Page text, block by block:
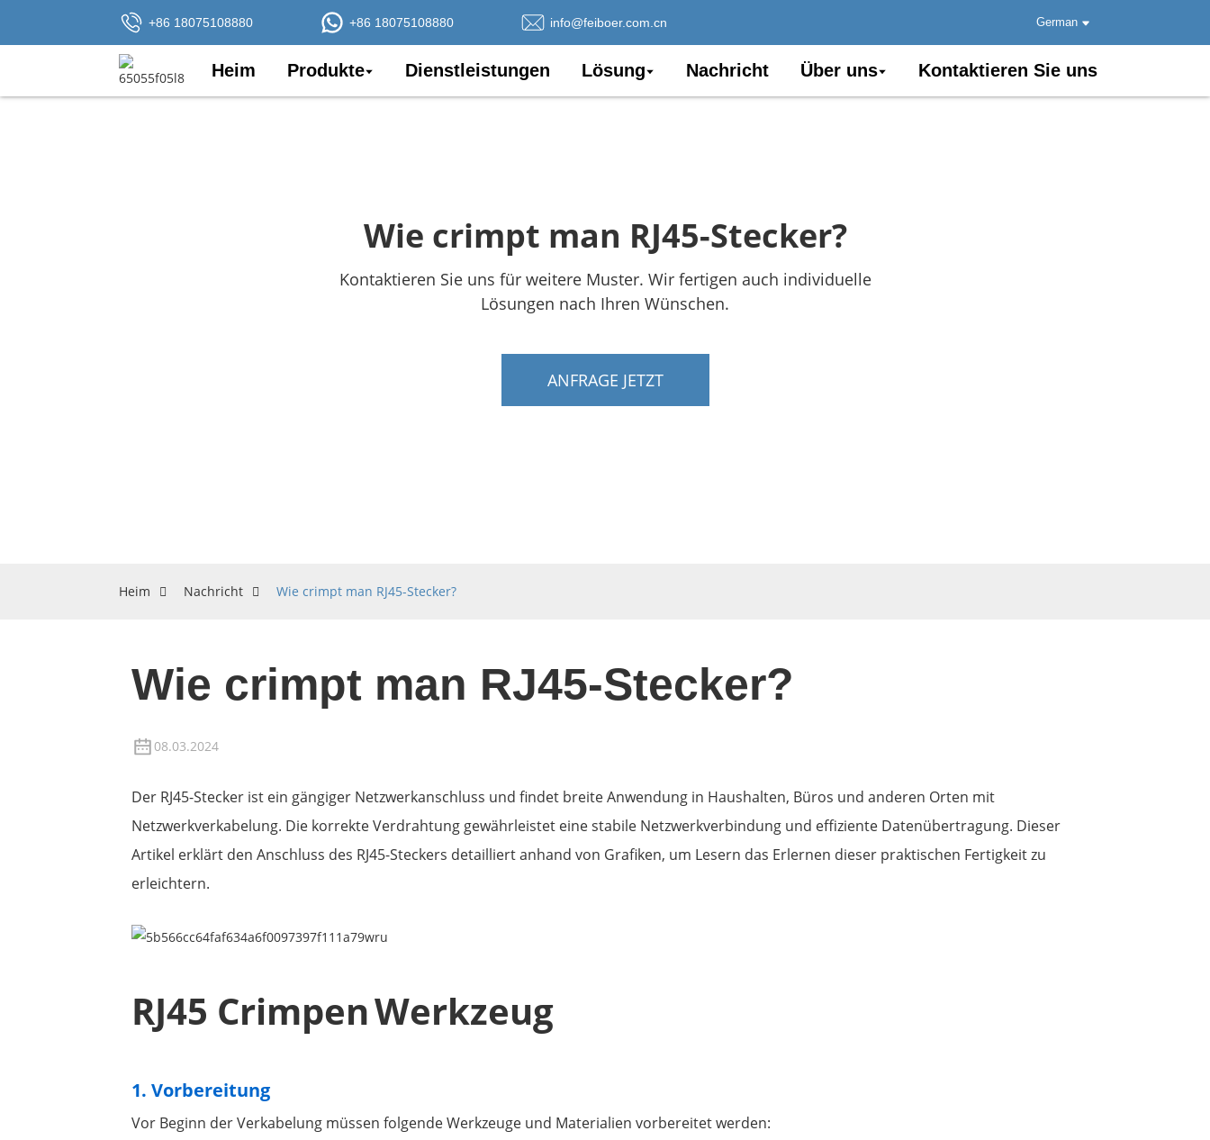
+86 18075108880 +86 18075108880 info@feiboer.com.cn German
Heim Produkte Dienstleistungen Lösung Nachricht Über uns Kontaktieren Sie uns
Wie crimpt man RJ45-Stecker?
Kontaktieren Sie uns für weitere Muster. Wir fertigen auch individuelle
Lösungen nach Ihren Wünschen.
ANFRAGE JETZT
Heim Nachricht Wie crimpt man RJ45-Stecker?
Wie crimpt man RJ45-Stecker?
08.03.2024
Der RJ45-Stecker ist ein gängiger Netzwerkanschluss und findet breite Anwendung in Haushalten, Büros und anderen Orten mit
Netzwerkverkabelung. Die korrekte Verdrahtung gewährleistet eine stabile Netzwerkverbindung und effiziente Datenübertragung. Dieser
Artikel erklärt den Anschluss des RJ45-Steckers detailliert anhand von Grafiken, um Lesern das Erlernen dieser praktischen Fertigkeit zu
erleichtern.
RJ45 CrimpenWerkzeug
1. Vorbereitung
Vor Beginn der Verkabelung müssen folgende Werkzeuge und Materialien vorbereitet werden: